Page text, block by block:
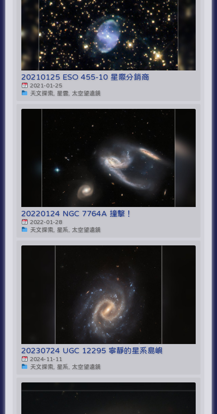
20210125 ESO 455-10 星際分銷商
2021-01-25
天文探索, 星雲, 太空望遠鏡
20220124 NGC 7764A 撞擊！
2022-01-28
天文探索, 星系, 太空望遠鏡
20230724 UGC 12295 寧靜的星系島嶼
2024-11-11
天文探索, 星系, 太空望遠鏡